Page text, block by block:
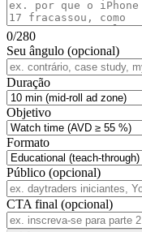
0/280
Seu ângulo (opcional)
Duração
Objetivo
Formato
Público (opcional)
CTA final (opcional)